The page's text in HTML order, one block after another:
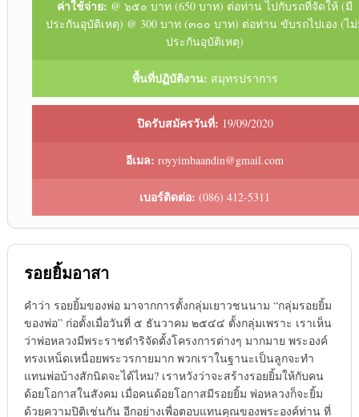
ค่าใช้จ่าย: @ ๖๕๐ บาท (650 บาท) ต่อท่าน ไปกับรถที่จัดให้ (มี
ประกันอุบัติเหตุ) @ 300 บาท (๓๐๐ บาท) ต่อท่าน ขับรถไปเอง (ไ
ประกันอุบัติเหตุ)
พื้นที่ปฏิบัติงาน: สมุทรปราการ
ปิดรับสมัครวันที่: 19/09/2020
อีเมล: royyimbaandin@gmail.com
เบอร์ติดต่อ: (086) 412-5311
รอยยิ้มอาสา
คำว่า รอยยิ้มของพ่อ มาจากการตั้งกลุ่มเยาวชนนาม “กลุ่มรอยยิ้ม
ของพ่อ” ก่อตั้งเมื่อวันที่ ๕ ธันวาคม ๒๕๔๔ ตั้งกลุ่มเพราะ เราเห็น
ว่าพ่อหลวงมีพระราชดำริจัดตั้งโครงการต่างๆ มากมาย พระองค์
ทรงเหน็ดเหนื่อยพระวรกายมาก พวกเราในฐานะเป็นลูกจะทำ
แทนพ่อบ้างสักนิดจะได้ไหม? เราหวังว่าจะสร้างรอยยิ้มให้กับคน
ด้อยโอกาสในสังคม เมื่อคนด้อยโอกาสมีรอยยิ้ม พ่อหลวงก็จะยิ้ม
ด้วยความปิติเช่นกัน อีกอย่างเพื่อตอบแทนคุณของพระองค์ท่าน ที่